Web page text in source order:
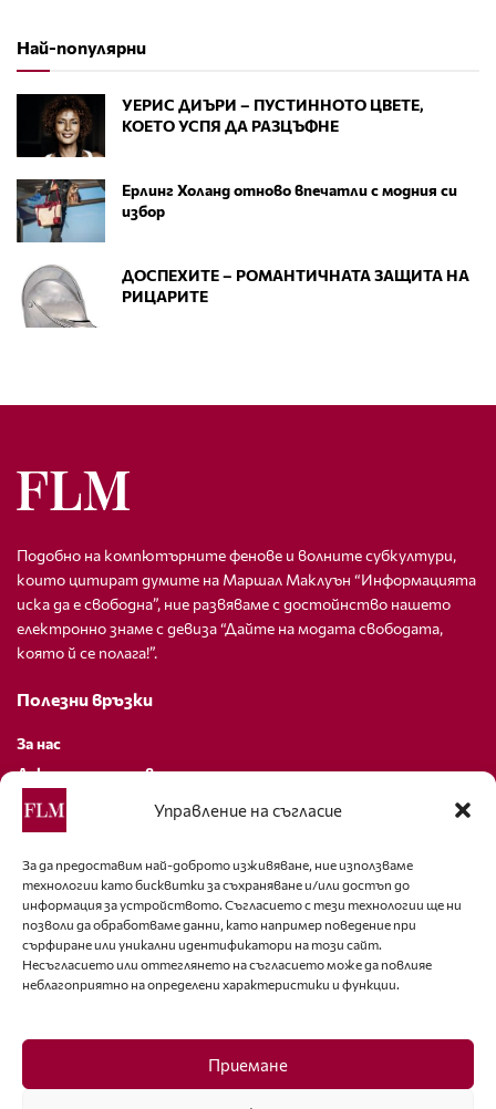
Управление на съгласие
За да предоставим най-доброто изживяване, ние използваме
технологии като бисквитки за съхраняване и/или достъп до
информация за устройството. Съгласието с тези технологии ще ни
позволи да обработваме данни, като например поведение при
сърфиране или уникални идентификатори на този сайт.
Несъгласието или оттеглянето на съгласието може да повлияе
неблагоприятно на определени характеристики и функции.
Приемане
Най-популярни
УЕРИС ДИЪРИ – ПУСТИННОТО ЦВЕТЕ,
КОЕТО УСПЯ ДА РАЗЦЪФНЕ
Ерлинг Холанд отново впечатли с модния си
избор
ДОСПЕХИТЕ – РОМАНТИЧНАТА ЗАЩИТА НА
РИЦАРИТЕ
Подобно на компютърните фенове и волните субкултури,
които цитират думите на Маршал Маклуън “Информацията
иска да е свободна”, ние развяваме с достойнство нашето
електронно знаме с девиза “Дайте на модата свободата,
която й се полага!”.
Полезни връзки
За нас
Декларация за поверителност
Политика за бисквитки
За контакти
editor@fashion-lifestyle.net
+359 88 227 33 47
Последвайте ни
Facebook